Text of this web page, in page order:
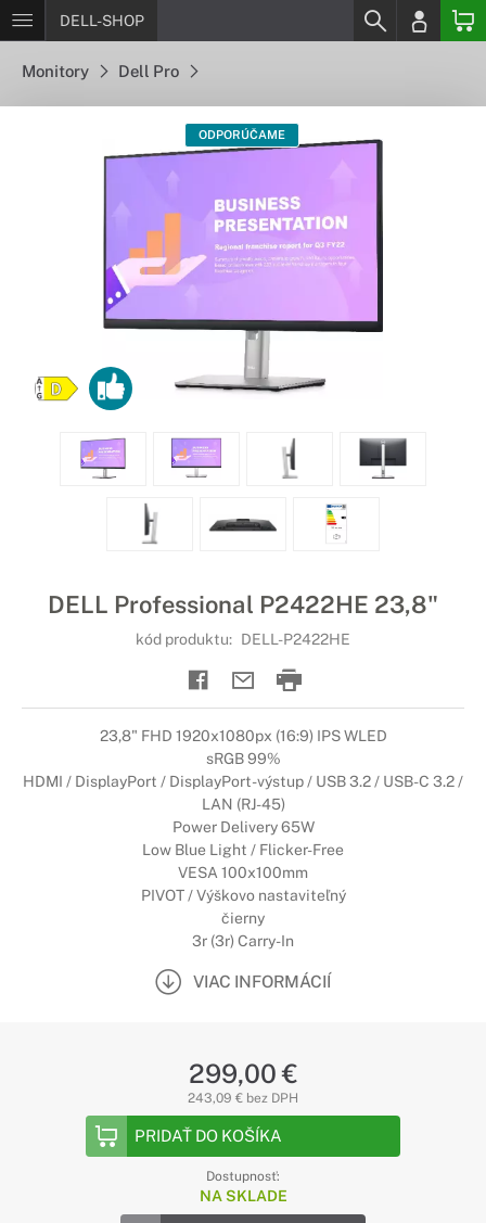
DELL-SHOP
Monitory Dell Pro
ODPORÚČAME
DELL Professional P2422HE 23,8"
kód produktu: DELL-P2422HE
23,8" FHD 1920x1080px (16:9) IPS WLED
sRGB 99%
HDMI / DisplayPort / DisplayPort-výstup / USB 3.2 / USB-C 3.2 /
LAN (RJ-45)
Power Delivery 65W
Low Blue Light / Flicker-Free
VESA 100x100mm
PIVOT / Výškovo nastaviteľný
čierny
3r (3r) Carry-In
VIAC INFORMÁCIÍ
299,00 €
243,09 € bez DPH
PRIDAŤ DO KOŠÍKA
Dostupnosť:
NA SKLADE